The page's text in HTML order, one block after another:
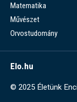
Matematika
Művészet
Orvostudomány
Elo.hu
© 2025 Életünk